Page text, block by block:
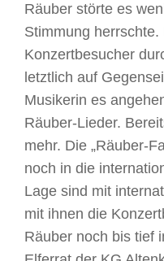
Räuber störte es
Stimmung
Konzertbesucher
letztlich auf
Musikerin es
Räuber-Lieder.
mehr. Die „Räuber-
noch in die
Lage sind mit
mit ihnen die
Räuber noch bis tief